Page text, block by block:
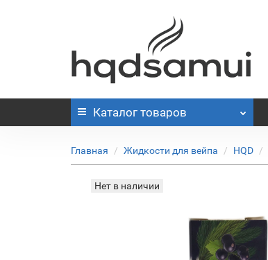
Каталог товаров
Главная Жидкости для вейпа HQD
Нет в наличии